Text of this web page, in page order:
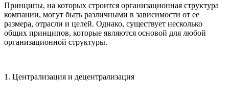
Принципы, на которых строится организационная структура
компании, могут быть различными в зависимости от ее
размера, отрасли и целей. Однако, существует несколько
общих принципов, которые являются основой для любой
организационной структуры.
1. Централизация и децентрализация